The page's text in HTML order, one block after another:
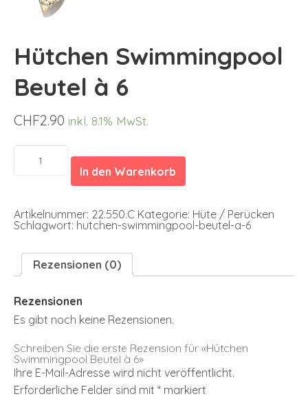
Hütchen Swimmingpool
Beutel à 6
CHF2.90 inkl. 8.1% MwSt.
Hütchen
Swimmingpool
Beutel
In den Warenkorb
Artikelnummer: 22.550.C Kategorie: Hüte / Perücken
Schlagwort: hutchen-swimmingpool-beutel-a-6
Rezensionen (0)
Rezensionen
Es gibt noch keine Rezensionen.
Schreiben Sie die erste Rezension für «Hütchen
Swimmingpool Beutel à 6»
Ihre E-Mail-Adresse wird nicht veröffentlicht.
Erforderliche Felder sind mit * markiert